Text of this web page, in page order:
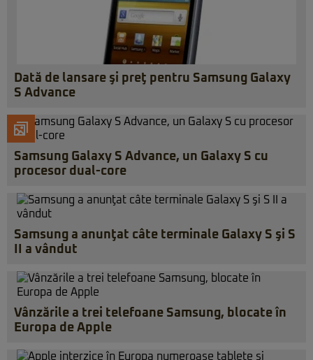
Dată de lansare şi preţ pentru Samsung Galaxy
S Advance
Samsung Galaxy S Advance, un Galaxy S cu
procesor dual-core
Samsung a anunţat câte terminale Galaxy S şi S
II a vândut
Vânzările a trei telefoane Samsung, blocate în
Europa de Apple